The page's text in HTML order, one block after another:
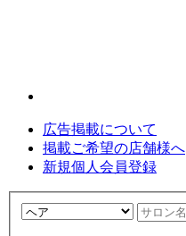
広告掲載について
掲載ご希望の店舗様へ
新規個人会員登録